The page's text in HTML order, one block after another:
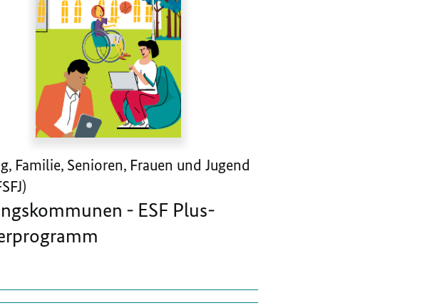
Familie, Senioren, Frauen und Jugend
- ESF Plus-